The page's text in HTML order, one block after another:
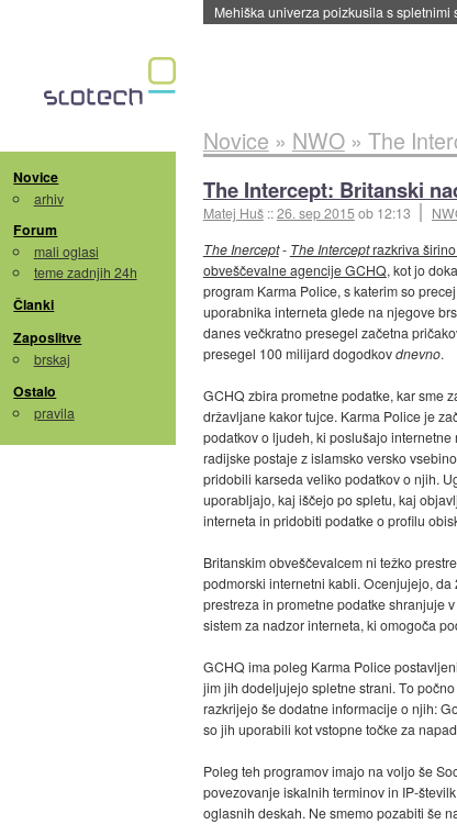
Evropska vesoljska agencija razvija
Novice
arhiv
Forum
mali oglasi
teme zadnjih 24h
Članki
Zaposlitve
brskaj
Ostalo
pravila
Novice » NWO» The
The Intercept: Britanski
Matej Huš ::26. sep 2015ob 12:13
The Inercept- The Interceptrazkriva
obveščevalne agencije GCHQ, kot jo
program Karma Police, s katerim so
uporabnika interneta glede na njegove
danes večkratno presegel začetna
presegel 100 milijard dogodkovdnevno.
GCHQ zbira prometne podatke, kar sme
državljane kakor tujce. Karma Police je
podatkov o ljudeh, ki poslušajo
radijske postaje z islamsko versko
pridobili karseda veliko podatkov o njih.
uporabljajo, kaj iščejo po spletu, kaj
interneta in pridobiti podatke o profilu
Britanskim obveščevalcem ni težko
podmorski internetni kabli. Ocenjujejo,
prestreza in prometne podatke shranjuje
sistem za nadzor interneta, ki omogoča
GCHQ ima poleg Karma Police
jim jih dodeljujejo spletne strani. To
razkrijejo še dodatne informacije o njih:
so jih uporabili kot vstopne točke za
Poleg teh programov imajo na voljo še
povezovanje iskalnih terminov in IP-
oglasnih deskah. Ne smemo pozabiti še